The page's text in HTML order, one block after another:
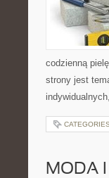
codzienną
strony jest
MODA